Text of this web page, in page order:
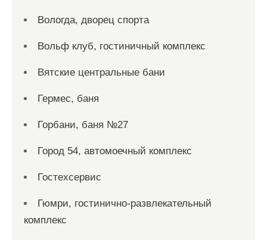
Вологда, дворец спорта
Вольф клуб, гостиничный комплекс
Вятские центральные бани
Гермес, баня
Горбани, баня №27
Город 54, автомоечный комплекс
Гостехсервис
Гюмри, гостинично-развлекательный
комплекс